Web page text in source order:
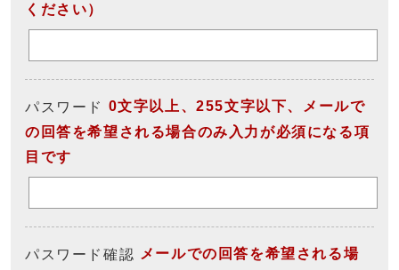
ください）
パスワード 0文字以上、255文字以下、メールで
の回答を希望される場合のみ入力が必須になる項
目です
パスワード確認 メールでの回答を希望される場